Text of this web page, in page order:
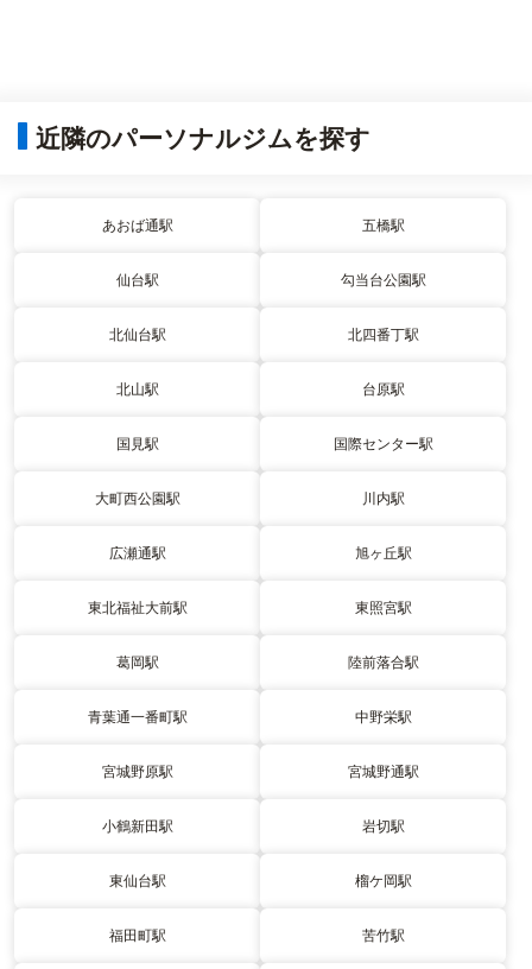
近隣のパーソナルジムを探す
あおば通駅 五橋駅
仙台駅 勾当台公園駅
北仙台駅 北四番丁駅
北山駅 台原駅
国見駅 国際センター駅
大町西公園駅 川内駅
広瀬通駅 旭ヶ丘駅
東北福祉大前駅 東照宮駅
葛岡駅 陸前落合駅
青葉通一番町駅 中野栄駅
宮城野原駅 宮城野通駅
小鶴新田駅 岩切駅
東仙台駅 榴ケ岡駅
福田町駅 苦竹駅